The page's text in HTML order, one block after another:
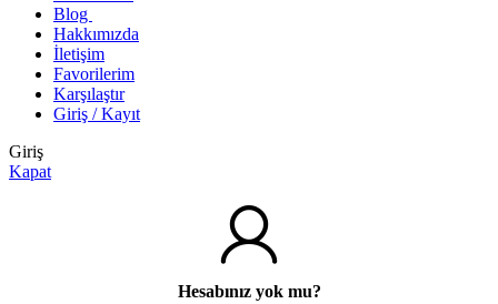
Blog
Hakkımızda
İletişim
Favorilerim
Karşılaştır
Giriş / Kayıt
Giriş
Kapat
Hesabınız yok mu?